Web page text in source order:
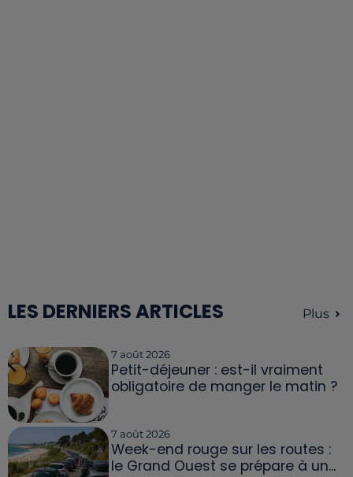
LES DERNIERS ARTICLES Plus
7 août 2026
Petit-déjeuner : est-il vraiment
obligatoire de manger le matin ?
7 août 2026
Week-end rouge sur les routes :
le Grand Ouest se prépare à un...